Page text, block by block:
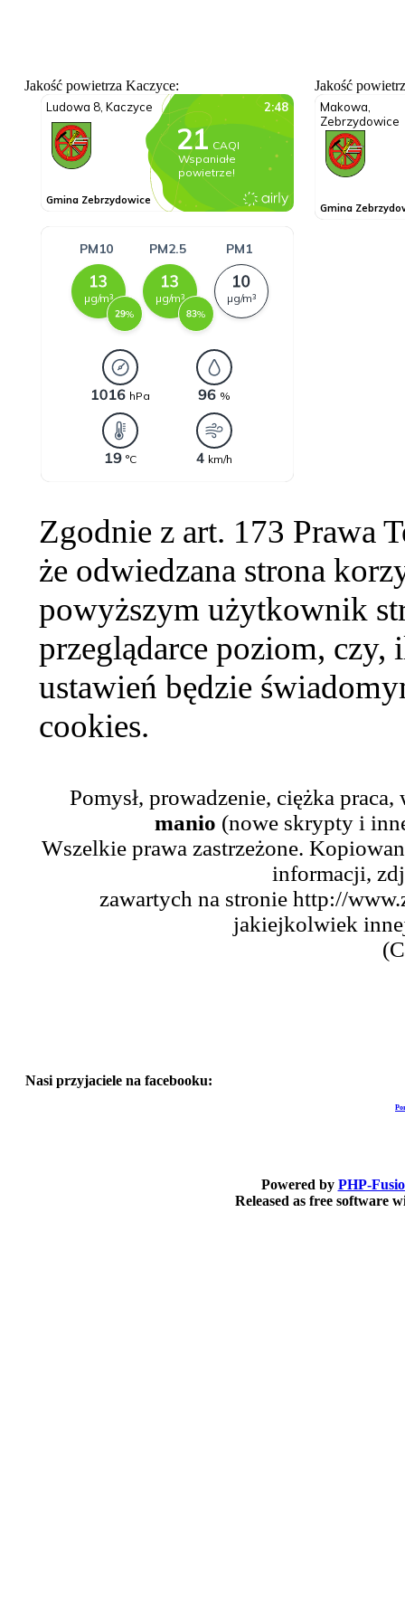
Jakość powietrza Kaczyce: Jakość
Zgodnie z art. 173 Prawa
że odwiedzana strona
powyższym użytkownik
przeglądarce poziom,
ustawień będzie
cookies.
Pomysł, prowadzenie, ciężka
manio (nowe skrypty i
Wszelkie prawa zastrzeżone.
informacji,
zawartych na stronie http://
jakiejkolwiek
Nasi przyjaciele na facebooku:
Powered by PHP-
Released as free software